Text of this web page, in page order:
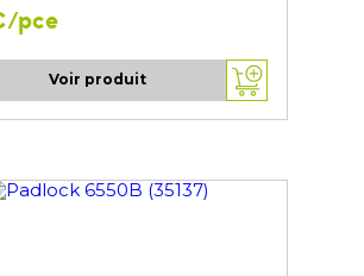
pce
Voir produit